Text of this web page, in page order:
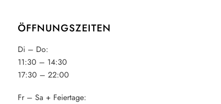
ÖFFNUNGSZEITEN
Di – Do:
11:30 – 14:30
17:30 – 22:00
Fr – Sa + Feiertage: